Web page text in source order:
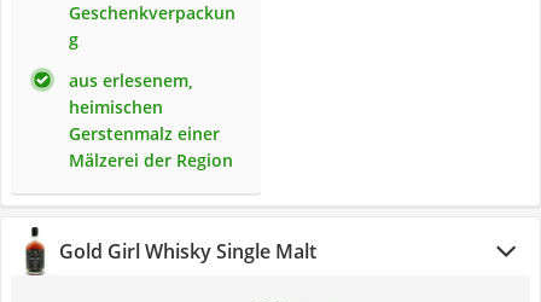
Geschenkverpackun
g
aus erlesenem,
heimischen
Gerstenmalz einer
Mälzerei der Region
Gold Girl Whisky Single Malt